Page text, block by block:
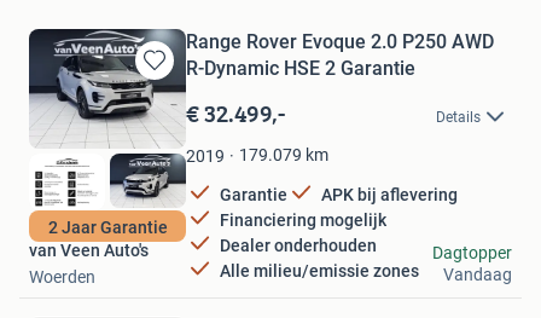
Bewaren
in
Mijn
Favorieten
2 Jaar Garantie
Range Rover Evoque 2.0 P250 AWD
R-Dynamic HSE 2 Garantie
€ 32.499,- Details
2019 179.079 km
Garantie
APK bij aflevering
Financiering mogelijk
Dealer onderhouden
Alle milieu/emissie zones
van Veen Auto's
Woerden
Dagtopper
Vandaag